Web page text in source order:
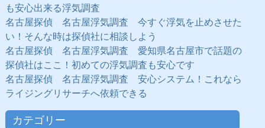
も安心出来る浮気調査
名古屋探偵 名古屋浮気調査 今すぐ浮気を止めさせた
い！そんな時は探偵社に相談しよう
名古屋探偵 名古屋浮気調査 愛知県名古屋市で話題の
探偵社はここ！初めての浮気調査も安心です
名古屋探偵 名古屋浮気調査 安心システム！これなら
ライジングリサーチへ依頼できる
カテゴリー